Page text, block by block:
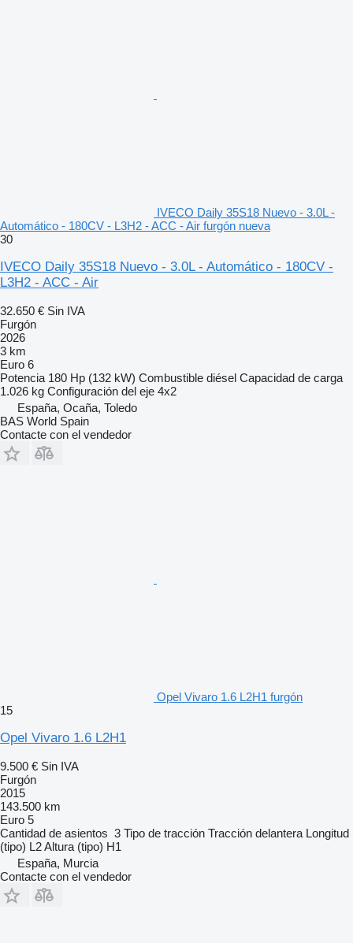
IVECO Daily 35S18 Nuevo - 3.0L -
Automático - 180CV - L3H2 - ACC - Air furgón nueva
30
IVECO Daily 35S18 Nuevo - 3.0L - Automático - 180CV -
L3H2 - ACC - Air
32.650 € Sin IVA
Furgón
2026
3 km
Euro 6
Potencia 180 Hp (132 kW) Combustible diésel Capacidad de carga
1.026 kg Configuración del eje 4x2
España, Ocaña, Toledo
BAS World Spain
Contacte con el vendedor
Opel Vivaro 1.6 L2H1 furgón
15
Opel Vivaro 1.6 L2H1
9.500 € Sin IVA
Furgón
2015
143.500 km
Euro 5
Cantidad de asientos 3 Tipo de tracción Tracción delantera Longitud
(tipo) L2Altura (tipo) H1
España, Murcia
Contacte con el vendedor